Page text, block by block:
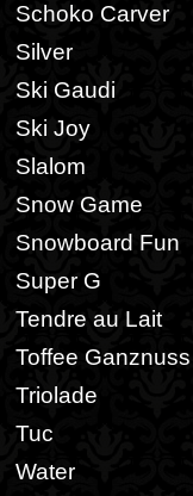
Schoko Carver
Silver
Ski Gaudi
Ski Joy
Slalom
Snow Game
Snowboard Fun
Super G
Tendre au Lait
Toffee Ganznuss
Triolade
Tuc
Water